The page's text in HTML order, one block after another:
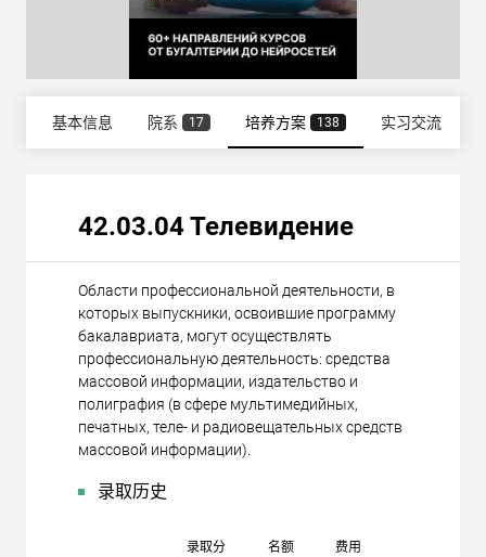
基本信息 院系 17 培养方案 138 实习交流
42.03.04 Телевидение
Области профессиональной деятельности, в
которых выпускники, освоившие программу
бакалавриата, могут осуществлять
профессиональную деятельность: средства
массовой информации, издательство и
полиграфия (в сфере мультимедийных,
печатных, теле- и радиовещательных средств
массовой информации).
录取历史
录取分 名额 费用